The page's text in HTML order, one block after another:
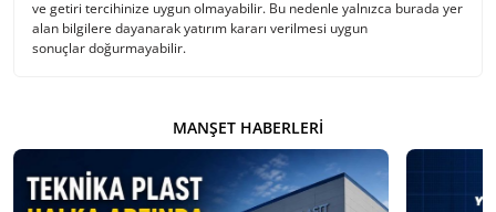
ve getiri tercihinize uygun olmayabilir. Bu nedenle yalnızca burada yer
alan bilgilere dayanarak yatırım kararı verilmesi uygun
sonuçlar doğurmayabilir.
MANŞET HABERLERI